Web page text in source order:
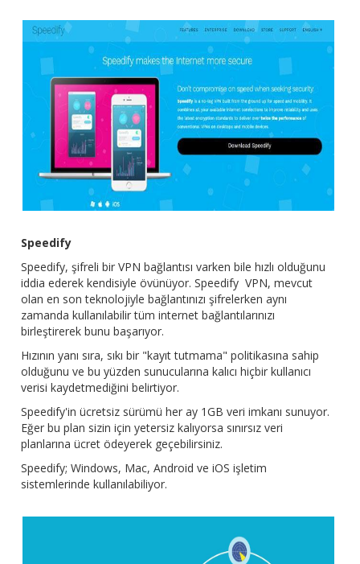
Speedify
Speedify, şifreli bir VPN bağlantısı varken bile hızlı olduğunu
iddia ederek kendisiyle övünüyor. Speedify VPN, mevcut
olan en son teknolojiyle bağlantınızı şifrelerken aynı
zamanda kullanılabilir tüm internet bağlantılarınızı
birleştirerek bunu başarıyor.
Hızının yanı sıra, sıkı bir "kayıt tutmama" politikasına sahip
olduğunu ve bu yüzden sunucularına kalıcı hiçbir kullanıcı
verisi kaydetmediğini belirtiyor.
Speedify'in ücretsiz sürümü her ay 1GB veri imkanı sunuyor.
Eğer bu plan sizin için yetersiz kalıyorsa sınırsız veri
planlarına ücret ödeyerek geçebilirsiniz.
Speedify; Windows, Mac, Android ve iOS işletim
sistemlerinde kullanılabiliyor.